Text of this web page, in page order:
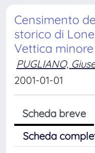
Censimento
storico di
Vettica minore
PUGLIANO,
2001-01-01
Scheda breve
Scheda